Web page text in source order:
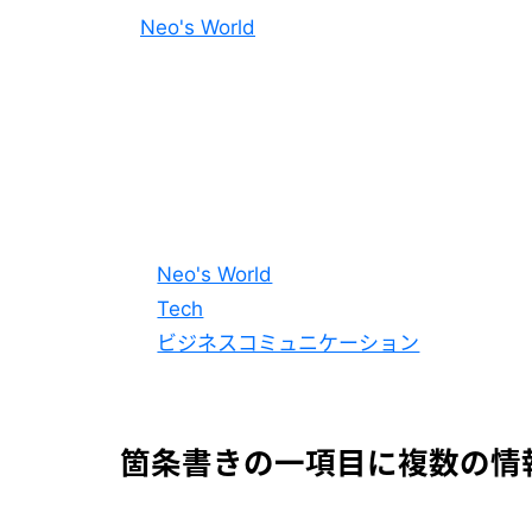
Neo's World
Neo's World
Tech
ビジネスコミュニケーション
箇条書きの一項目に複数の情